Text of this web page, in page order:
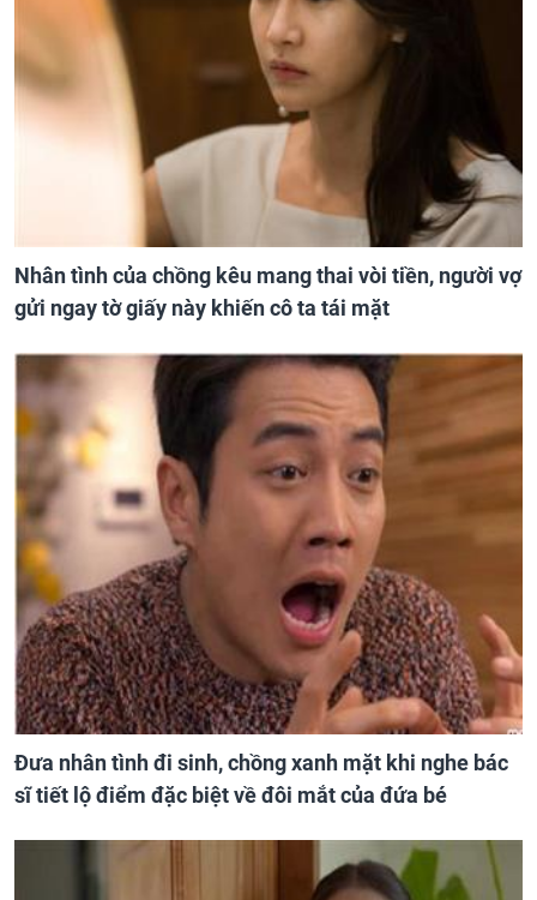
Nhân tình của chồng kêu mang thai vòi tiền, người vợ
gửi ngay tờ giấy này khiến cô ta tái mặt
Đưa nhân tình đi sinh, chồng xanh mặt khi nghe bác
sĩ tiết lộ điểm đặc biệt về đôi mắt của đứa bé